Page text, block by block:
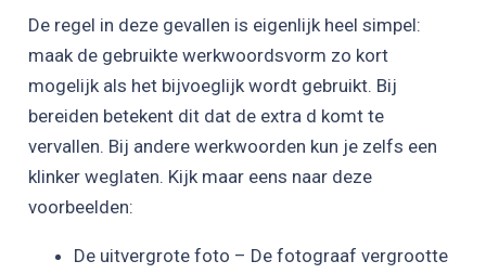
De regel in deze gevallen is eigenlijk heel simpel:
maak de gebruikte werkwoordsvorm zo kort
mogelijk als het bijvoeglijk wordt gebruikt. Bij
bereiden betekent dit dat de extra d komt te
vervallen. Bij andere werkwoorden kun je zelfs een
klinker weglaten. Kijk maar eens naar deze
voorbeelden:
De uitvergrote foto – De fotograaf vergrootte